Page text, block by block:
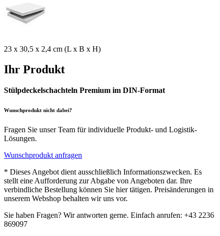
23 x 30,5 x 2,4 cm (L x B x H)
Ihr Produkt
Stülpdeckelschachteln Premium im DIN-Format
Wunschprodukt nicht dabei?
Fragen Sie unser Team für individuelle Produkt- und Logistik-
Lösungen.
Wunschprodukt anfragen
* Dieses Angebot dient ausschließlich Informationszwecken. Es
stellt eine Aufforderung zur Abgabe von Angeboten dar. Ihre
verbindliche Bestellung können Sie hier tätigen. Preisänderungen in
unserem Webshop behalten wir uns vor.
Sie haben Fragen? Wir antworten gerne. Einfach anrufen: +43 2236
869097